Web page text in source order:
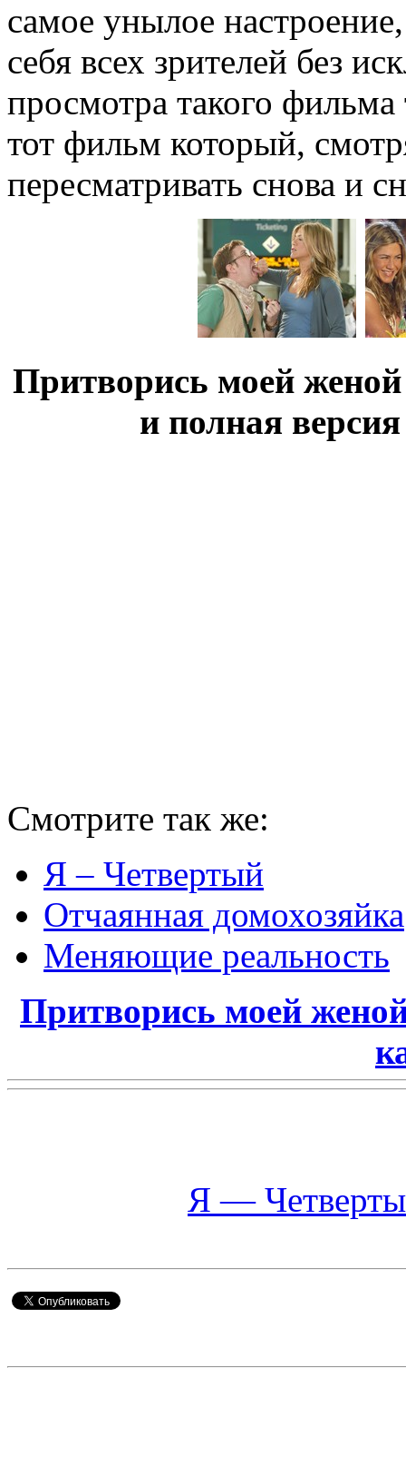
самое унылое
себя всех зрителей без
просмотра такого
тот фильм который,
пересматривать снова и
Притворись моей
и полная
Смотрите так же:
Я – Четвертый
Отчаянная домохозяйка
Меняющие реальность
Притворись моей
Я —